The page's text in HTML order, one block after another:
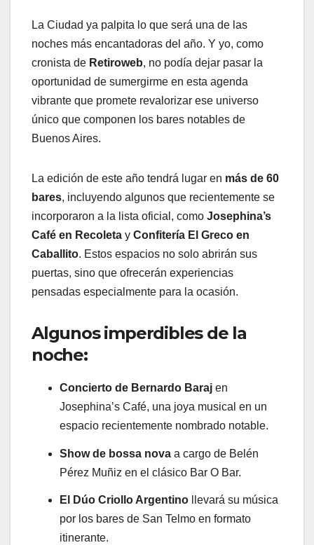
La Ciudad ya palpita lo que será una de las
noches más encantadoras del año. Y yo, como
cronista de Retiroweb, no podía dejar pasar la
oportunidad de sumergirme en esta agenda
vibrante que promete revalorizar ese universo
único que componen los bares notables de
Buenos Aires.
La edición de este año tendrá lugar en más de 60
bares, incluyendo algunos que recientemente se
incorporaron a la lista oficial, como Josephina’s
Café en Recoleta y Confitería El Greco en
Caballito. Estos espacios no solo abrirán sus
puertas, sino que ofrecerán experiencias
pensadas especialmente para la ocasión.
Algunos imperdibles de la
noche:
Concierto de Bernardo Baraj en
Josephina’s Café, una joya musical en un
espacio recientemente nombrado notable.
Show de bossa nova a cargo de Belén
Pérez Muñiz en el clásico Bar O Bar.
El Dúo Criollo Argentino llevará su música
por los bares de San Telmo en formato
itinerante.